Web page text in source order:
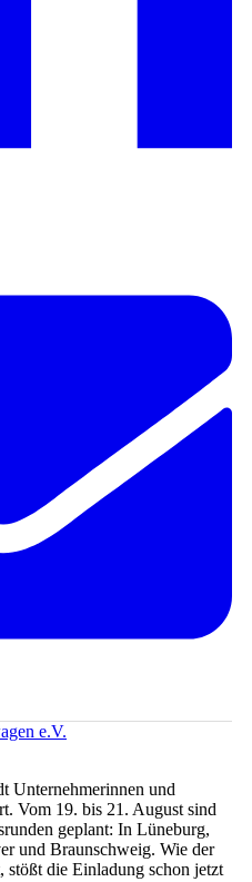
e.V.
Unternehmerinnen und
Vom 19. bis 21. August sind
geplant: In Lüneburg,
und Braunschweig. Wie der
stößt die Einladung schon jetzt